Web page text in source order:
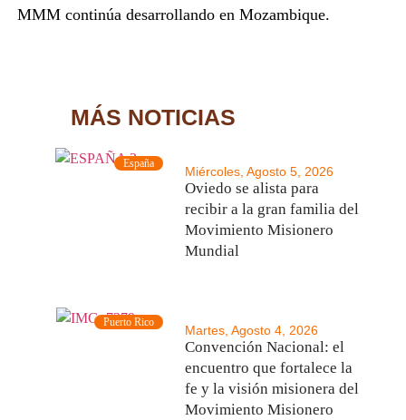
MMM continúa desarrollando en Mozambique.
MÁS NOTICIAS
España
Miércoles, Agosto 5, 2026
Oviedo se alista para
recibir a la gran familia del
Movimiento Misionero
Mundial
Puerto Rico
Martes, Agosto 4, 2026
Convención Nacional: el
encuentro que fortalece la
fe y la visión misionera del
Movimiento Misionero